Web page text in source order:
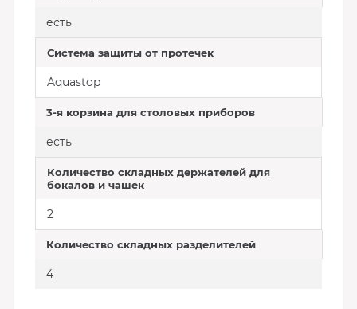
есть
Система защиты от протечек
Aquastop
3-я корзина для столовых приборов
есть
Количество складных держателей для
бокалов и чашек
2
Количество складных разделителей
4